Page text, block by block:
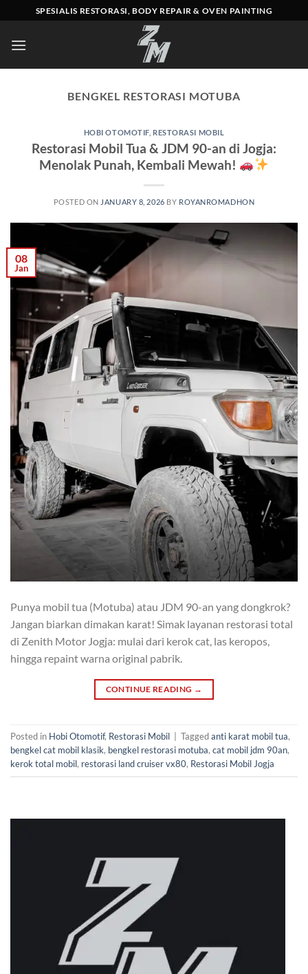
to
content
SPESIALIS RESTORASI, BODY REPAIR & OVEN PAINTING
BENGKEL RESTORASI MOTUBA
HOBI OTOMOTIF, RESTORASI MOBIL
Restorasi Mobil Tua & JDM 90-an di Jogja:
Menolak Punah, Kembali Mewah!
POSTED ON JANUARY 8, 2026 BY ROYANROMADHON
08
Jan
Punya mobil tua (Motuba) atau JDM 90-an yang dongkrok?
Jangan biarkan dimakan karat! Simak layanan restorasi total
di Zenith Motor Jogja: mulai dari kerok cat, las keropos,
hingga repaint warna original pabrik.
CONTINUE READING →
Posted in Hobi Otomotif, Restorasi Mobil Taggedanti karat mobil tua,
bengkel cat mobil klasik, bengkel restorasi motuba, cat mobil jdm 90an,
kerok total mobil, restorasi land cruiser vx80, Restorasi Mobil Jogja